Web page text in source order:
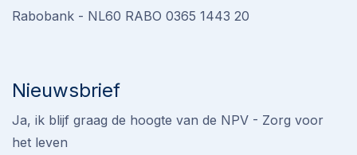
Rabobank - NL60 RABO 0365 1443 20
Nieuwsbrief
Ja, ik blijf graag de hoogte van de NPV - Zorg voor
het leven